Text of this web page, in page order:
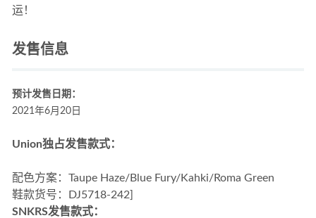
运！
发售信息
预计发售日期：
2021年6月20日
Union独占发售款式：
配色方案：Taupe Haze/Blue Fury/Kahki/Roma Green
鞋款货号：DJ5718-242]
SNKRS发售款式：